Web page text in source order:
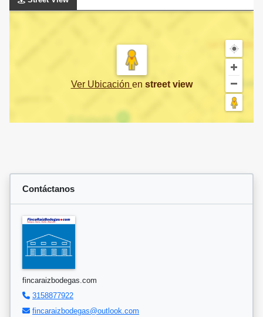
Ver Ubicación en street view
Contáctanos
fincaraizbodegas.com
3158877922
fincaraizbodegas@outlook.com